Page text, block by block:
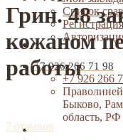
Список
Регистрация
+7 926 266 71 98
+7 926 266
Быково,
область, РФ
Грин. 48
кожаном
работы
7 отзывов